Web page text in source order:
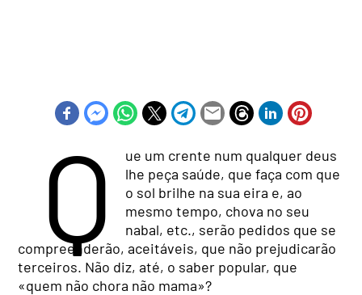
Q
ue um crente num qualquer deus
lhe peça saúde, que faça com que
o sol brilhe na sua eira e, ao
mesmo tempo, chova no seu
nabal, etc., serão pedidos que se
compreenderão, aceitáveis, que não prejudicarão
terceiros. Não diz, até, o saber popular, que
«quem não chora não mama»?